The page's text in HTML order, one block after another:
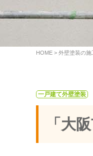
HOME > 外壁塗装の施
一戸建て外壁塗装
「大